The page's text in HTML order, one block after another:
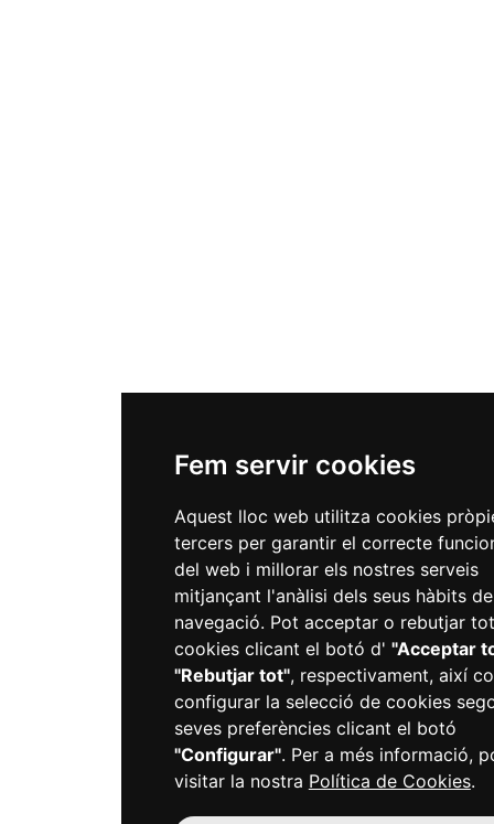
Fem servir cookies
Aquest lloc web utilitza cookies
tercers per garantir el correcte
del web i millorar els nostres serveis
mitjançant l'anàlisi dels seus hàbits de
navegació. Pot acceptar o rebutjar
cookies clicant el botó d' "Acceptar
"Rebutjar tot", respectivament, així
configurar la selecció de cookies
seves preferències clicant el botó
"Configurar". Per a més informació,
visitar la nostra Política de Cookies.